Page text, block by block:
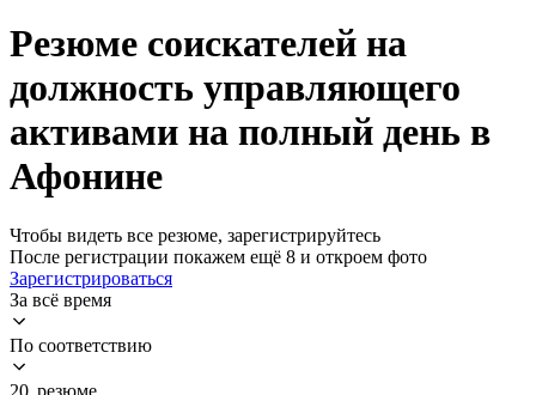
Резюме соискателей на
должность управляющего
активами на полный день в
Афонине
Чтобы видеть все резюме, зарегистрируйтесь
После регистрации покажем ещё 8 и откроем фото
Зарегистрироваться
За всё время
По соответствию
20 резюме